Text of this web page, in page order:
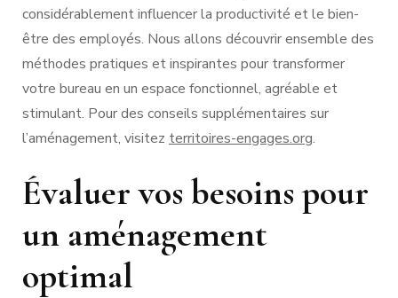
considérablement influencer la productivité et le bien-
être des employés. Nous allons découvrir ensemble des
méthodes pratiques et inspirantes pour transformer
votre bureau en un espace fonctionnel, agréable et
stimulant. Pour des conseils supplémentaires sur
l’aménagement, visitez territoires-engages.org.
Évaluer vos besoins pour
un aménagement
optimal